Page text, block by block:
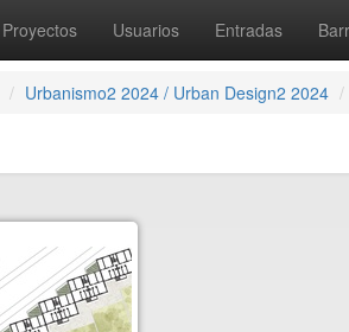
Proyectos Usuarios Entradas
Urbanismo2 2024 / Urban Design2 2024